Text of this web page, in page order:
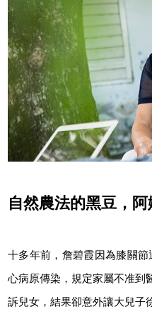
自然農法的黑豆，
十多年前，詹碧霞因為膝關
心病原傳染，規定家屬不准到
訴兒女，結果卻意外讓大兒子